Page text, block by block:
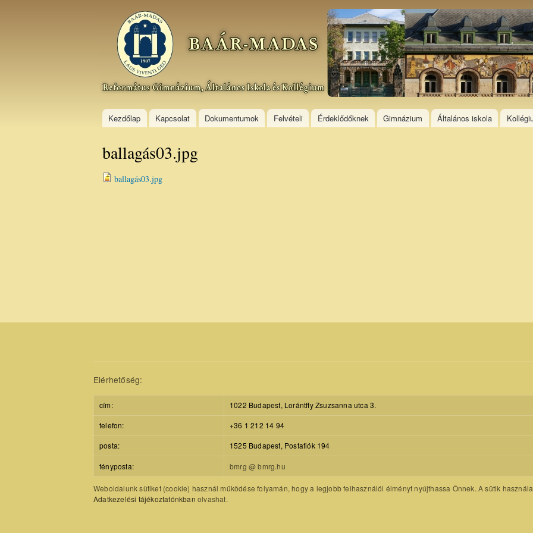
Skip to
main
content
Baár–
Madas
Református
Gimnázium,
Általános
Kollégium
Kezdőlap Kapcsolat Dokumentumok Felvételi Érdeklődőknek Gimnázium Általános iskola
ballagás03.jpg
ballagás03.jpg
Elérhetőség:
cím:
1022 Budapest, Lorántffy Zsuzsanna utca 3.
telefon:
+36 1 212 14 94
posta:
1525 Budapest, Postafiók 194
fényposta: bmrg @ bmrg.hu
Weboldalunk sütiket (cookie) használ működése folyamán, hogy a legjobb felhasználói élményt nyújthassa Önnek. A sütik
Adatkezelési tájékoztatónkban olvashat.